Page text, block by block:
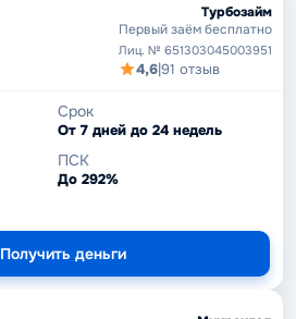
Турбозайм
Первый заём бесплатно
Лиц. № 651303045003951
4,6|91 отзыв
Срок
От 7 дней до 24 недель
ПСК
До 292%
Получить деньги